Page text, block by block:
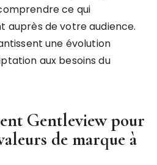
ce qui
auprès de votre audience.
une évolution
aux besoins du
Gentleview pour
de marque à